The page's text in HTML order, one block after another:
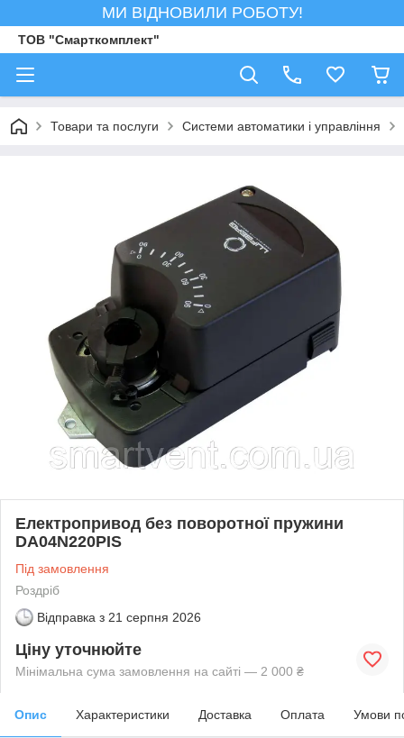
МИ ВІДНОВИЛИ РОБОТУ!
ТОВ "Смарткомплект"
Товари та послуги Системи автоматики і управління
Електропривод без поворотної пружини
DA04N220PIS
Під замовлення
Роздріб
Відправка з 21 серпня 2026
Ціну уточнюйте
Мінімальна сума замовлення на сайті — 2 000 ₴
Опис Характеристики Доставка Оплата Умови